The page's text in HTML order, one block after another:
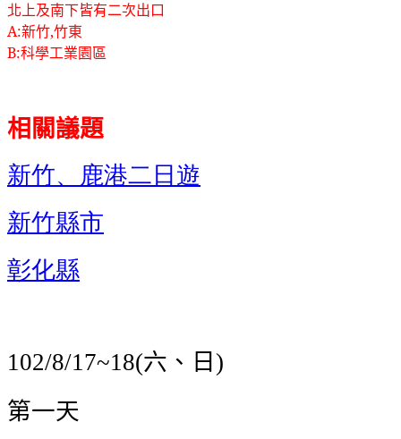
北上及南下皆有二次出口
A:新竹,竹東
B:科學工業園區
相關議題
新竹、鹿港二日遊
新竹縣市
彰化縣
102/8/17~18(六、日)
第一天